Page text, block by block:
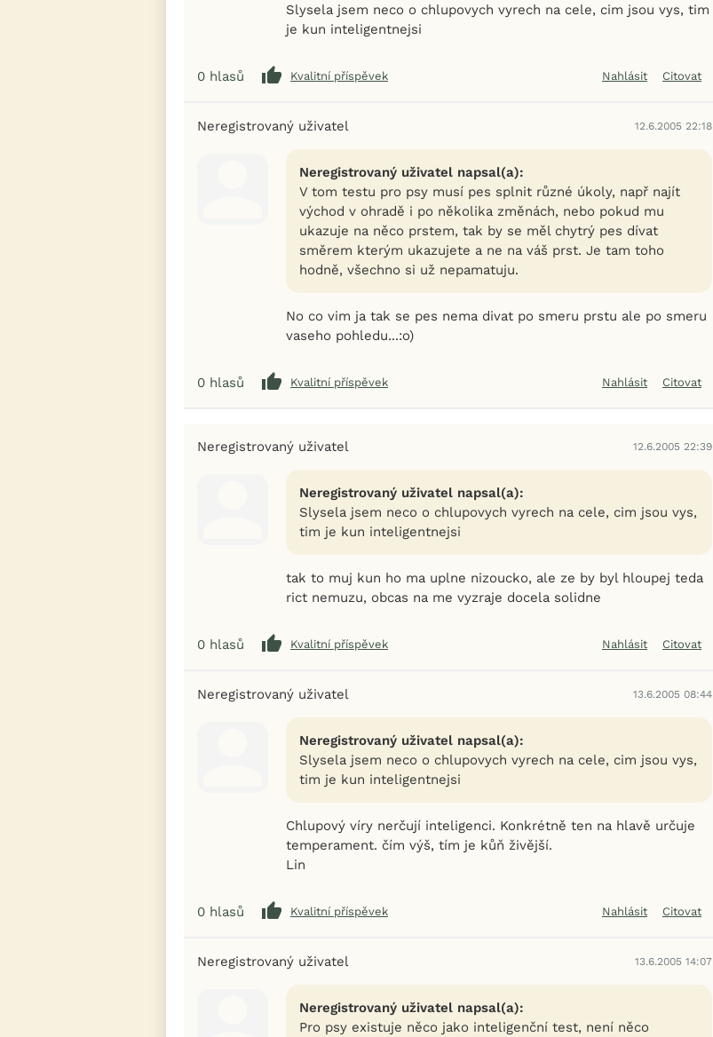
Slysela jsem neco o chlupovych vyrech na cele, cim jsou vys, tim
je kun inteligentnejsi
0 hlasů Kvalitní příspěvek Nahlásit Citovat
Neregistrovaný uživatel 12.6.2005 22:18
Neregistrovaný uživatel napsal(a):
V tom testu pro psy musí pes splnit různé úkoly, např najít
východ v ohradě i po několika změnách, nebo pokud mu
ukazuje na něco prstem, tak by se měl chytrý pes dívat
směrem kterým ukazujete a ne na váš prst. Je tam toho
hodně, všechno si už nepamatuju.
No co vim ja tak se pes nema divat po smeru prstu ale po smeru
vaseho pohledu...:o)
0 hlasů Kvalitní příspěvek Nahlásit Citovat
Neregistrovaný uživatel 12.6.2005 22:39
Neregistrovaný uživatel napsal(a):
Slysela jsem neco o chlupovych vyrech na cele, cim jsou vys,
tim je kun inteligentnejsi
tak to muj kun ho ma uplne nizoucko, ale ze by byl hloupej teda
rict nemuzu, obcas na me vyzraje docela solidne
0 hlasů Kvalitní příspěvek Nahlásit Citovat
Neregistrovaný uživatel 13.6.2005 08:44
Neregistrovaný uživatel napsal(a):
Slysela jsem neco o chlupovych vyrech na cele, cim jsou vys,
tim je kun inteligentnejsi
Chlupový víry nerčují inteligenci. Konkrétně ten na hlavě určuje
temperament. čím výš, tím je kůň živější.
Lin
0 hlasů Kvalitní příspěvek Nahlásit Citovat
Neregistrovaný uživatel 13.6.2005 14:07
Neregistrovaný uživatel napsal(a):
Pro psy existuje něco jako inteligenční test, není něco